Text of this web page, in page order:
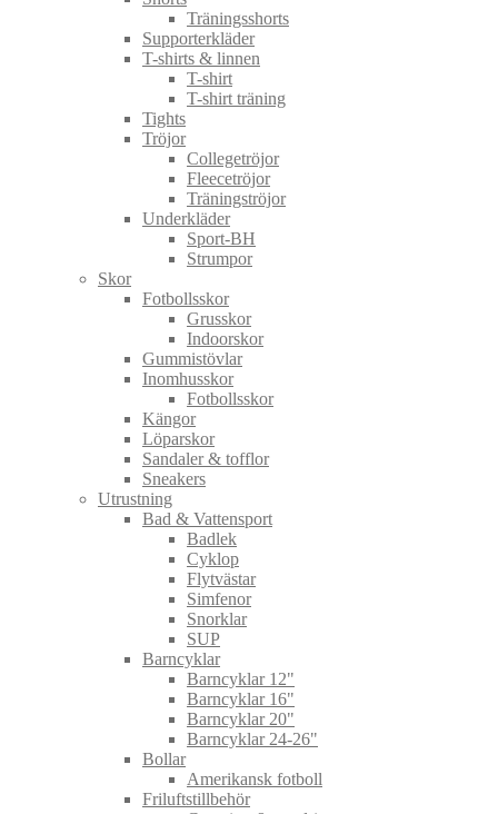
Träningsshorts
Supporterkläder
T-shirts & linnen
T-shirt
T-shirt träning
Tights
Tröjor
Collegetröjor
Fleecetröjor
Träningströjor
Underkläder
Sport-BH
Strumpor
Skor
Fotbollsskor
Grusskor
Indoorskor
Gummistövlar
Inomhusskor
Fotbollsskor
Kängor
Löparskor
Sandaler & tofflor
Sneakers
Utrustning
Bad & Vattensport
Badlek
Cyklop
Flytvästar
Simfenor
Snorklar
SUP
Barncyklar
Barncyklar 12"
Barncyklar 16"
Barncyklar 20"
Barncyklar 24-26"
Bollar
Amerikansk fotboll
Friluftstillbehör